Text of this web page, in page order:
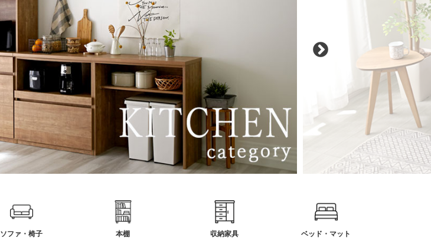
ソファ・椅子 本棚 収納家具 ベッド・マット